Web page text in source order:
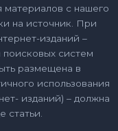
с нашего
на источник. При
изданий –
поисковых систем
размещена в
использования
изданий) – должна
статьи.